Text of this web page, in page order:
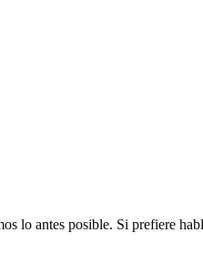
lo antes posible. Si prefiere